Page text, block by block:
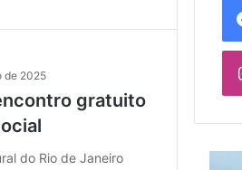
de 2025
gratuito
do Rio de Janeiro